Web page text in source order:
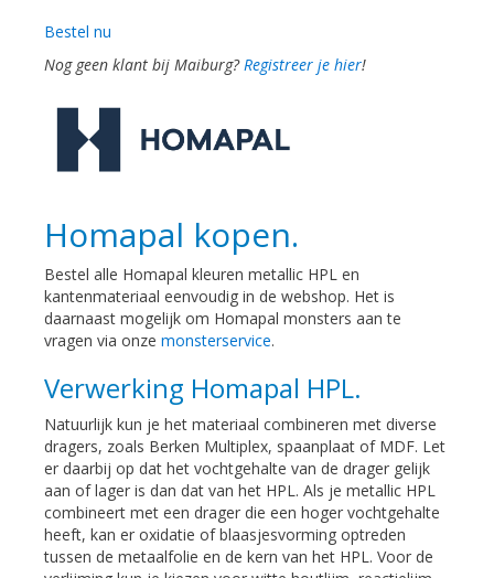
Bestel nu
Nog geen klant bij Maiburg?Registreer je hier!
Homapal kopen.
Bestel alle Homapal kleuren metallic HPL en
kantenmateriaal eenvoudig in de webshop. Het is
daarnaast mogelijk om Homapal monsters aan te
vragen via onze monsterservice.
Verwerking Homapal HPL.
Natuurlijk kun je het materiaal combineren met diverse
dragers, zoals Berken Multiplex, spaanplaat of MDF. Let
er daarbij op dat het vochtgehalte van de drager gelijk
aan of lager is dan dat van het HPL. Als je metallic HPL
combineert met een drager die een hoger vochtgehalte
heeft, kan er oxidatie of blaasjesvorming optreden
tussen de metaalfolie en de kern van het HPL. Voor de